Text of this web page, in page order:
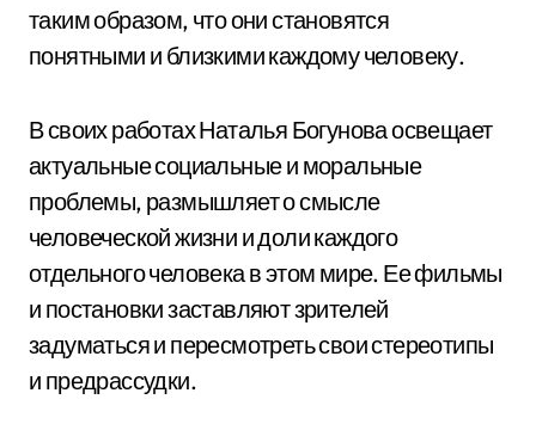
таким образом, что они становятся
понятными и близкими каждому человеку.
В своих работах Наталья Богунова освещает
актуальные социальные и моральные
проблемы, размышляет о смысле
человеческой жизни и доли каждого
отдельного человека в этом мире. Ее фильмы
и постановки заставляют зрителей
задуматься и пересмотреть свои стереотипы
и предрассудки.